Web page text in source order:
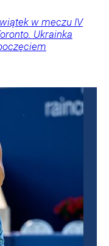
w meczu IV
Ukrainka